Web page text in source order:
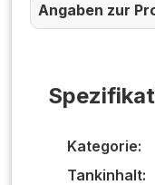
Kategorie:
Tankinhalt:
Angaben zur